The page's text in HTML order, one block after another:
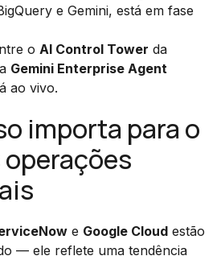
e Gemini, está em fase
o AI Control Tower da
Gemini Enterprise Agent
ao vivo.
importa para o
e Google Cloud estão
— ele reflete uma tendência